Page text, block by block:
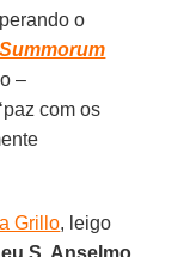
o
Summorum
–
com os
Grillo, leigo
S. Anselmo,